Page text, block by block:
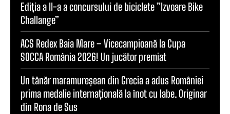
Ediția a II-a a concursului de biciclete ”Izvoare Bike
Challange”
ACS Redex Baia Mare – Vicecampioană la Cupa
SOCCA România 2026! Un jucător premiat
Un tânăr maramureșean din Grecia a adus României
prima medalie internațională la înot cu labe. Originar
din Rona de Sus